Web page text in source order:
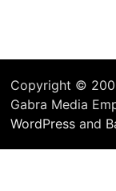
Copyright ©
Gabra Media
WordPress and